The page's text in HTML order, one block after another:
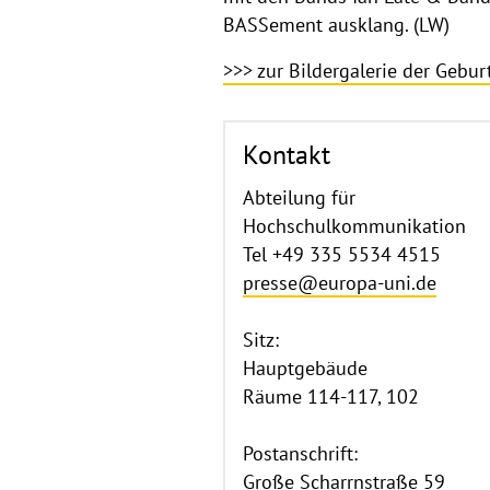
BASSement ausklang. (LW)
>>> zur Bildergalerie der
Kontakt
Abteilung für
Hochschulkommunikation
Tel +49 335 5534 4515
presse@europa-uni.de
Sitz:
Hauptgebäude
Räume 114-117, 102
Postanschrift:
Große Scharrnstraße 59